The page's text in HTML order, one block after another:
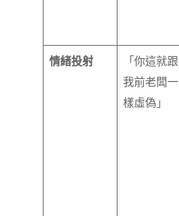
情緒投射
「你這就跟
我前老闆一
樣虛偽」